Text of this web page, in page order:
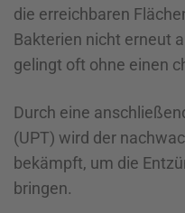
die erreichbaren
Bakterien nicht erneut
gelingt oft ohne einen
Durch eine
(UPT) wird der
bekämpft, um die
bringen.